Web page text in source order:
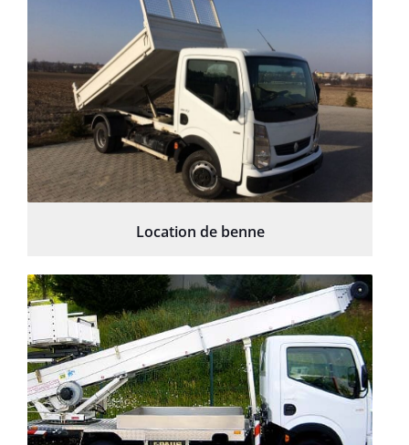
Location de benne